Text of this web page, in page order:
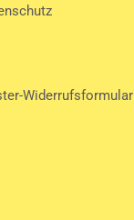
Widerrufsformular